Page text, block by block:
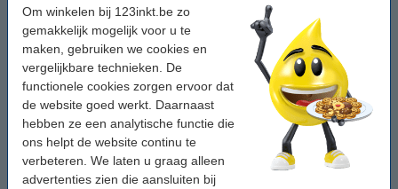
Om winkelen bij 123inkt.be zo
gemakkelijk mogelijk voor u te
maken, gebruiken we cookies en
vergelijkbare technieken. De
functionele cookies zorgen ervoor dat
de website goed werkt. Daarnaast
hebben ze een analytische functie die
ons helpt de website continu te
verbeteren. We laten u graag alleen
advertenties zien die aansluiten bij
592-10327
592-10328
592-11295
592-11297
592-11299